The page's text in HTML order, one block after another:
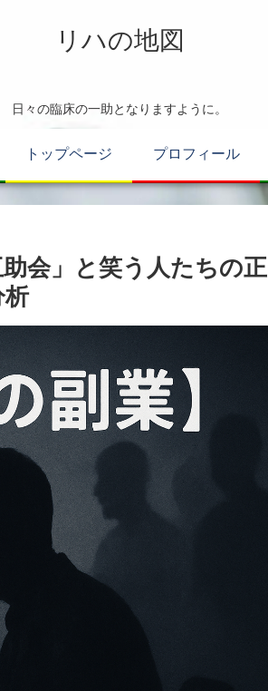
リハの地図
日々の臨床の一助となりますように。
トップページ プロフィール
会」と笑う人たちの正
析